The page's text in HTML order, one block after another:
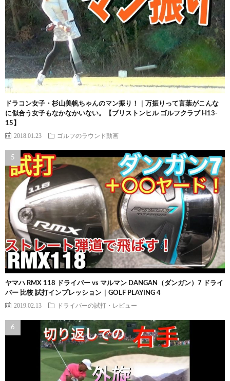
ドラコン女子・杉山美帆ちゃんのマン振り！｜万振りって言葉がこんな
に似合う女子もなかなかいない。【ブリストンヒル ゴルフクラブ H13-
15】
2018.01.23 ゴルフのラウンド動画
ヤマハ RMX 118 ドライバー vs マルマン DANGAN（ダンガン）7 ドライ
バー 比較 試打インプレッション｜GOLF PLAYING 4
2019.02.13 ドライバーの試打・レビュー